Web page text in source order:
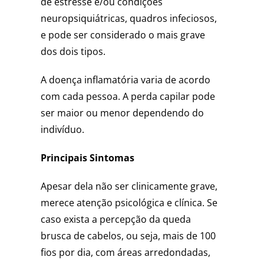
neuropsiquiátricas, quadros infeciosos,
e pode ser considerado o mais grave
dos dois tipos.
A doença inflamatória varia de acordo
com cada pessoa. A perda capilar pode
ser maior ou menor dependendo do
indivíduo.
Principais Sintomas
Apesar dela não ser clinicamente grave,
merece atenção psicológica e clínica. Se
caso exista a percepção da queda
brusca de cabelos, ou seja, mais de 100
fios por dia, com áreas arredondadas,